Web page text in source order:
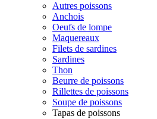
Autres poissons
Anchois
Oeufs de lompe
Maquereaux
Filets de sardines
Sardines
Thon
Beurre de poissons
Rillettes de poissons
Soupe de poissons
Tapas de poissons